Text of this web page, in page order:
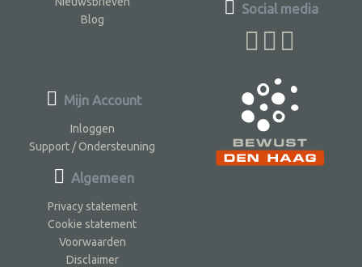
Blog
Social media
Mijn Account
Inloggen
Support / Ondersteuning
Algemeen
Privacy statement
Cookie statement
Voorwaarden
Disclaimer